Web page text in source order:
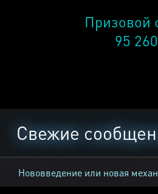
Призовой
95 260
Свежие
Нововведение или новая